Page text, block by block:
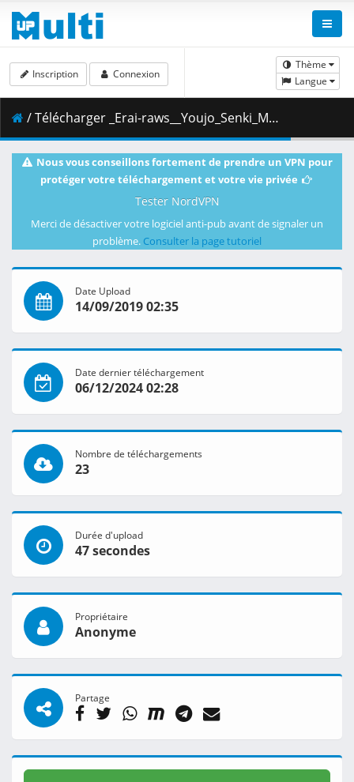
Thème
Langue
Inscription Connexion
/ Télécharger _Erai-raws__Youjo_Senki_Movie_-_00__480p__Multiple_Subtitle_.mkv.003 ( 491.02 MB )
Nous vous conseillons fortement de prendre un VPN pour
protéger votre téléchargement et votre vie privée
Tester NordVPN
Merci de désactiver votre logiciel anti-pub avant de signaler un
problème. Consulter la page tutoriel
Date Upload
14/09/2019 02:35
Date dernier téléchargement
06/12/2024 02:28
Nombre de téléchargements
23
Durée d'upload
47 secondes
Propriétaire
Anonyme
Partage